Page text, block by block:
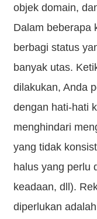
objek domain,
Dalam beberapa
berbagi status
banyak utas.
dilakukan, Anda
dengan hati-hati
menghindari
yang tidak
halus yang perlu
keadaan, dll).
diperlukan